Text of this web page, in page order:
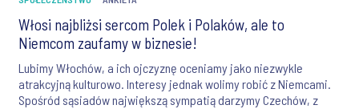
Włosi najbliżsi sercom Polek i Polaków, ale to
Niemcom zaufamy w biznesie!
Lubimy Włochów, a ich ojczyznę oceniamy jako niezwykle
atrakcyjną kulturowo. Interesy jednak wolimy robić z Niemcami.
Spośród sąsiadów największą sympatią darzymy Czechów, z